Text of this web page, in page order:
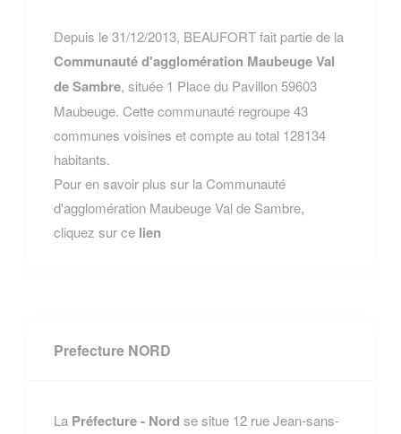
Depuis le 31/12/2013, BEAUFORT fait partie de la
Communauté d'agglomération Maubeuge Val
de Sambre, située 1 Place du Pavillon 59603
Maubeuge. Cette communauté regroupe 43
communes voisines et compte au total 128134
habitants.
Pour en savoir plus sur la Communauté
d'agglomération Maubeuge Val de Sambre,
cliquez sur ce lien
Prefecture NORD
La Préfecture - Nord se situe 12 rue Jean-sans-